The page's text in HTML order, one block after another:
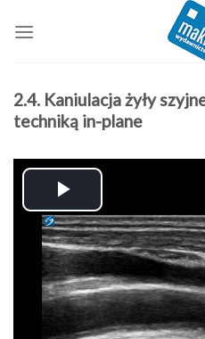
2.4. Kaniulacja żyły
techniką in-plane
Play
Video